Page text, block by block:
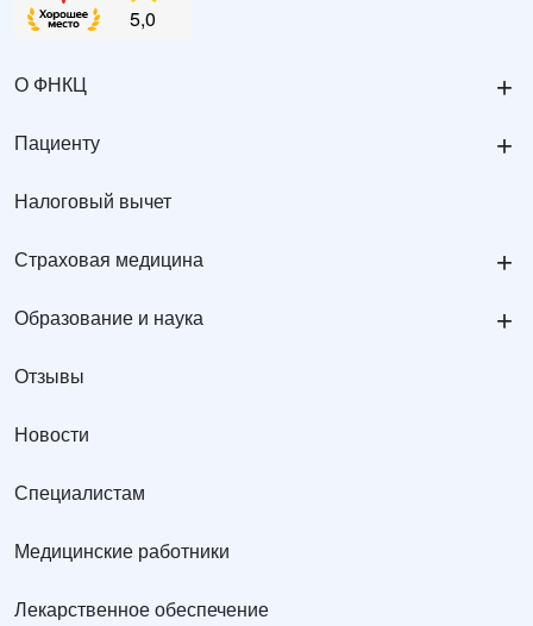
О ФНКЦ +
Пациенту +
Налоговый вычет
Страховая медицина +
Образование и наука +
Отзывы
Новости
Специалистам
Медицинские работники
Лекарственное обеспечение